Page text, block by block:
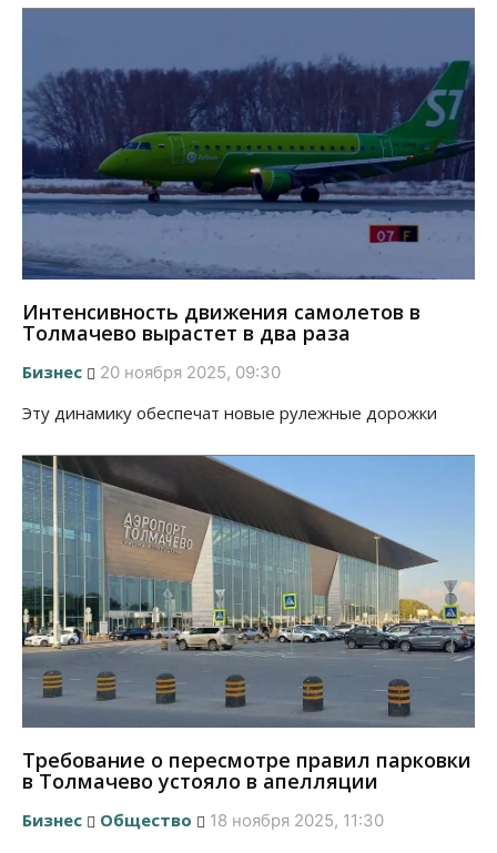
Интенсивность движения самолетов в
Толмачево вырастет в два раза
Бизнес 20 ноября 2025, 09:30
Эту динамику обеспечат новые рулежные дорожки
Требование о пересмотре правил парковки
в Толмачево устояло в апелляции
Бизнес Общество 18 ноября 2025, 11:30